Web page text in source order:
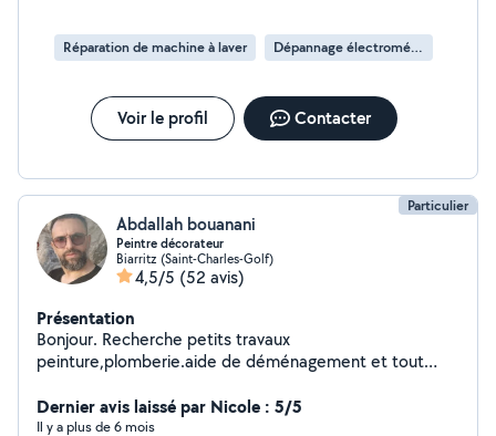
Réparation de machine à laver Dépannage électroménager
Voir le profil Contacter
Particulier
Abdallah bouanani
Peintre décorateur
Biarritz (Saint-Charles-Golf)
4,5/5 (52 avis)
Présentation
Bonjour. Recherche petits travaux
peinture,plomberie.aide de déménagement et tout
Dernier avis laissé par Nicole : 5/5
Il y a plus de 6 mois